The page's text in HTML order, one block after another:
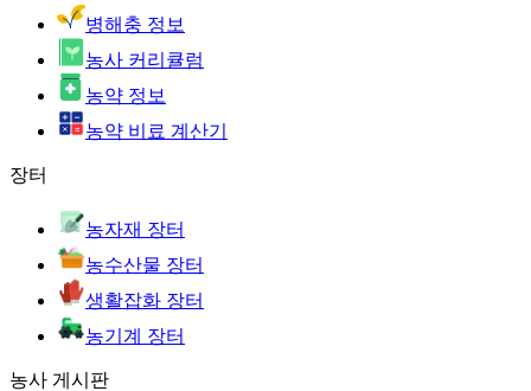
병해충 정보
농사 커리큘럼
농약 정보
농약 비료 계산기
장터
농자재 장터
농수산물 장터
생활잡화 장터
농기계 장터
농사 게시판